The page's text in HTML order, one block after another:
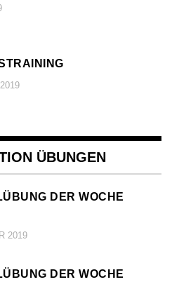
ÜBUNGEN
DER WOCHE (
2019
DER WOCHE (